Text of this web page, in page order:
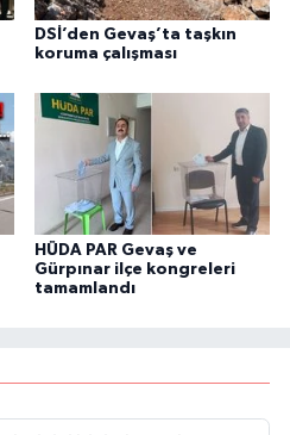
DSİ’den Gevaş’ta taşkın
koruma çalışması
HÜDA PAR Gevaş ve
Gürpınar ilçe kongreleri
tamamlandı